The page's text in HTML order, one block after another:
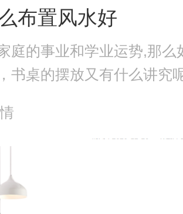
布置风水好
庭的事业和学业运势,那
书桌的摆放又有什么讲究